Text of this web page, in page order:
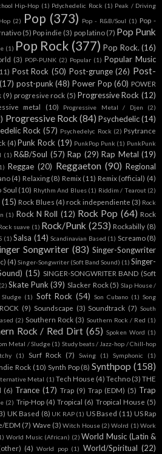
Hip-Hop (1) Pdychedelic Rock (1) Peak / Driving
(2) Pop (373) Pop - R&B/Soul (1) Pop -
(5) Pop indie (3) pop latino (7) Pop Punk
(1) Pop Rock (377) Pop Rock. (16)
(3) POP-PUNK (2) Popular (1) Popular Music
Post Rock (50) Post-grunge (26) Post-
(17) post-punk (48) Power Pop (60) POWER
(9) progresive rock (5) Progressive Rock (12)
metal (10) Progressive Metal / Djen (2)
Progressive Rock (84) Psychedelic(14)
Rock (57) Psychedelyc Rock (2) Psytrance
(4) Punk Rock (19) PunkPop Punk (1) PunkPunk
(1) R&B/Soul (57) Rap (29) Rap Metal (19)
Reggae (20) Reggaeton (90) Regional
(4) Relaxing (8) Remix (11) Remix (official) (4)
Soul (10) Rhythm And Blues (1) Riddim / Tearout (2)
(15) Rock Blues (4) rock independiente (3) Rock
(1) Rock N Roll (12) Rock Pop (64) Rock
suave (1) Rock/Punk (253) Rockabilly (8)
(1) Salsa (14) Scandinavian Based (1) Screamo (8)
Songwriter (83) Singer-Songwriter
(4) Singer-Songwriter (Soft Band Sound) (1) Singer-
(15) SINGER-SONGWRITER BAND (Soft
(2) Skate Punk (39) Slacker Rock (5) Slap House /
Sludge (1) Soft Rock (54) Son Cubano (1) Song
(9) Soundscape (3) Soundtrack (7) South
(2) Southern Rock (3) Southern Rock / Red (1)
Rock / Red Dirt (65) Spoken Word (1)
Metal / Sludge (1) Study beats / Jazz-hop / Chill-hop
(1) Surf Rock (7) Swing (1) Symphonic (1)
Rock (10) Synth Pop (8) Synthpop (158)
Metal (1) Tech House (4) Techno (3) THE
(6) Trance (17) Trap (9) Trap (EDM) (5) Trap
(2) Trip-Hop (4) Tropical (6) Tropical House (5)
UK Based (8) UK RAP (1) US Based (11) US Rap
EDM (7) Wave (3) Witch House (2) Wolrd (1) Work
World Music (African) (2) World Music (Latin &
(4) World pop (1) World/Spiritual (22)